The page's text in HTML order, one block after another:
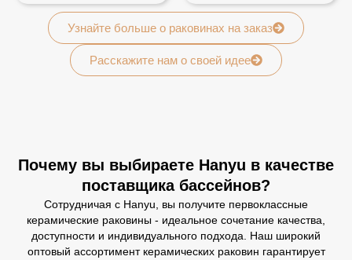
Узнайте больше о раковинах на заказ
Расскажите нам о своей идее
Почему вы выбираете Hanyu в качестве
поставщика бассейнов?
Сотрудничая с Hanyu, вы получите первоклассные
керамические раковины - идеальное сочетание качества,
доступности и индивидуального подхода. Наш широкий
оптовый ассортимент керамических раковин гарантирует